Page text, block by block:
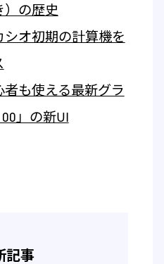
）の歴史
シオ初期の計算機を
も使える最新グラ
」の新UI
記事